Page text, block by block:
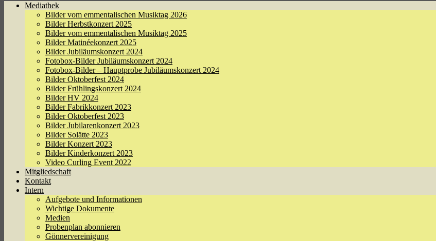
Mediathek
Bilder vom emmentalischen Musiktag 2026
Bilder Herbstkonzert 2025
Bilder vom emmentalischen Musiktag 2025
Bilder Matinéekonzert 2025
Bilder Jubiläumskonzert 2024
Fotobox-Bilder Jubiläumskonzert 2024
Fotobox-Bilder – Hauptprobe Jubiläumskonzert 2024
Bilder Oktoberfest 2024
Bilder Frühlingskonzert 2024
Bilder HV 2024
Bilder Fabrikkonzert 2023
Bilder Oktoberfest 2023
Bilder Jubilarenkonzert 2023
Bilder Solätte 2023
Bilder Konzert 2023
Bilder Kinderkonzert 2023
Video Curling Event 2022
Mitgliedschaft
Kontakt
Intern
Aufgebote und Informationen
Wichtige Dokumente
Medien
Probenplan abonnieren
Gönnervereinigung